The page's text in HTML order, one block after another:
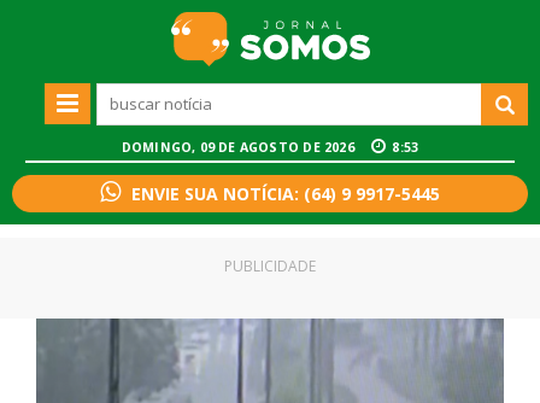
DOMINGO, 09 DE AGOSTO DE 2026 8:53
ENVIE SUA NOTÍCIA: (64) 9 9917-5445
PUBLICIDADE